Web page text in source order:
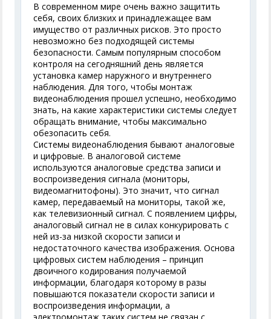
В современном мире очень важно защитить
себя, своих близких и принадлежащее вам
имущество от различных рисков. Это просто
невозможно без подходящей системы
безопасности. Самым популярным способом
контроля на сегодняшний день является
установка камер наружного и внутреннего
наблюдения. Для того, чтобы монтаж
видеонаблюдения прошел успешно, необходимо
знать, на какие характеристики системы следует
обращать внимание, чтобы максимально
обезопасить себя.
Системы видеонаблюдения бывают аналоговые
и цифровые. В аналоговой системе
используются аналоговые средства записи и
воспроизведения сигнала (мониторы,
видеомагнитофоны). Это значит, что сигнал
камер, передаваемый на мониторы, такой же,
как телевизионный сигнал. С появлением цифры,
аналоговый сигнал не в силах конкурировать с
ней из-за низкой скорости записи и
недостаточного качества изображения. Основа
цифровых систем наблюдения – принцип
двоичного кодирования получаемой
информации, благодаря которому в разы
повышаются показатели скорости записи и
воспроизведения информации, а